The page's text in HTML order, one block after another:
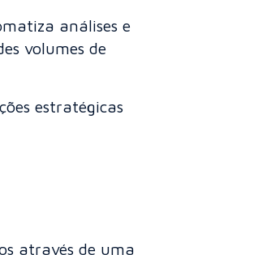
análises e
volumes de
estratégicas
através de uma